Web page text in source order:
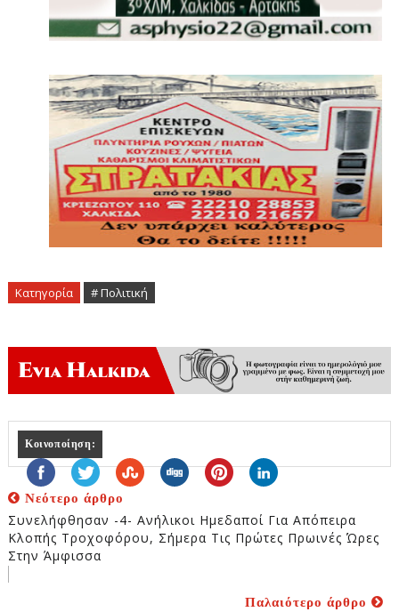
Κατηγορία # Πολιτική
Κοινοποίηση:
Νεότερο άρθρο
Συνελήφθησαν -4- Ανήλικοι Ημεδαποί Για Απόπειρα
Κλοπής Τροχοφόρου, Σήμερα Τις Πρώτες Πρωινές Ώρες
Στην Άμφισσα
Παλαιότερο άρθρο